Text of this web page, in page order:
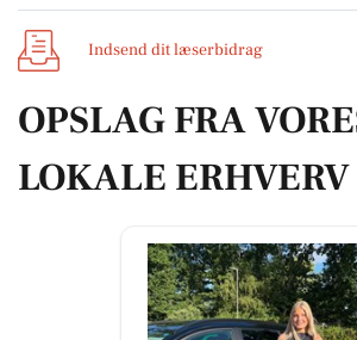
Indsend dit læserbidrag
OPSLAG FRA
LOKALE ERHVERV